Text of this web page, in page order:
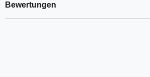
Bewertungen